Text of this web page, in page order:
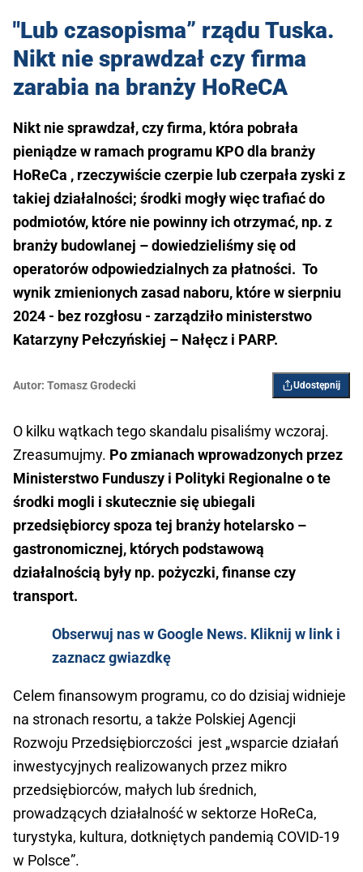
"Lub czasopisma” rządu Tuska.
Nikt nie sprawdzał czy firma
zarabia na branży HoReCA
Nikt nie sprawdzał, czy firma, która pobrała
pieniądze w ramach programu KPO dla branży
HoReCa , rzeczywiście czerpie lub czerpała zyski z
takiej działalności; środki mogły więc trafiać do
podmiotów, które nie powinny ich otrzymać, np. z
branży budowlanej – dowiedzieliśmy się od
operatorów odpowiedzialnych za płatności. To
wynik zmienionych zasad naboru, które w sierpniu
2024 - bez rozgłosu - zarządziło ministerstwo
Katarzyny Pełczyńskiej – Nałęcz i PARP.
Autor: Tomasz Grodecki Udostępnij
O kilku wątkach tego skandalu pisaliśmy wczoraj.
Zreasumujmy. Po zmianach wprowadzonych przez
Ministerstwo Funduszy i Polityki Regionalne o te
środki mogli i skutecznie się ubiegali
przedsiębiorcy spoza tej branży hotelarsko –
gastronomicznej, których podstawową
działalnością były np. pożyczki, finanse czy
transport.
Obserwuj nas w Google News. Kliknij w link i
zaznacz gwiazdkę
Celem finansowym programu, co do dzisiaj widnieje
na stronach resortu, a także Polskiej Agencji
Rozwoju Przedsiębiorczości jest „wsparcie działań
inwestycyjnych realizowanych przez mikro
przedsiębiorców, małych lub średnich,
prowadzących działalność w sektorze HoReCa,
turystyka, kultura, dotkniętych pandemią COVID-19
w Polsce”.